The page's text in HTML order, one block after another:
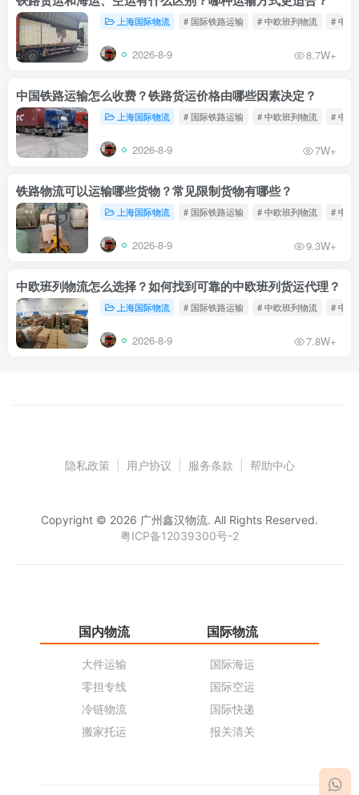
上海国际物流 # 国际铁路运输 # 中欧班列物流 # 中欧
2026-8-9 8.7W+
中国铁路运输怎么收费？铁路货运价格由哪些因素决定？
上海国际物流 # 国际铁路运输 # 中欧班列物流 # 中欧
2026-8-9 7W+
铁路物流可以运输哪些货物？常见限制货物有哪些？
上海国际物流 # 国际铁路运输 # 中欧班列物流 # 中欧
2026-8-9 9.3W+
中欧班列物流怎么选择？如何找到可靠的中欧班列货运代理？
上海国际物流 # 国际铁路运输 # 中欧班列物流 # 中欧
2026-8-9 7.8W+
隐私政策 用户协议 服务条款 帮助中心
Copyright © 2026 广州鑫汉物流. All Rights Reserved.
粤ICP备12039300号-2
国内物流
大件运输
零担专线
冷链物流
搬家托运
国际物流
国际海运
国际空运
国际快递
报关清关